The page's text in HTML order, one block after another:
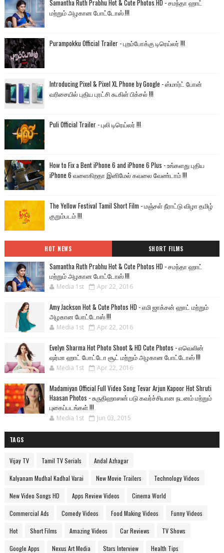
Samantha Ruth Prabhu Hot & Cute Photos HD - சமந்தா ஹாட்
மற்றும் அழகான போட்டோஸ் !!!
Purampokku Official Trailer - புறம்போக்கு டிரெய்லர் !!!
Introducing Pixel & Pixel XL Phone by Google - ஸ்மார்ட் போன்
வரிசையில் புதிய புரட்சி கூகிள் பிக்சல் !!!
Puli Official Trailer - புலி டிரெய்லர் !!!
How to Fix a Bent iPhone 6 and iPhone 6 Plus - உங்களது புதிய
iPhone 6 வளைகிறதா இனிமேல் கவலை வேண்டாம் !!!
The Yellow Festival Tamil Short Film - மஞ்சள் நீராட்டு விழா தமிழ்
குறும்படம் !!!
HOT NEWS SHORT FILMS
Samantha Ruth Prabhu Hot & Cute Photos HD - சமந்தா ஹாட்
மற்றும் அழகான போட்டோஸ் !!!
Media 1st Apr 22, 2016
Amy Jackson Hot & Cute Photos HD - எமி ஜாக்சன் ஹாட் மற்றும்
அழகான போட்டோஸ் !!!
Media 1st Apr 22, 2016
Evelyn Sharma Hot Photo Shoot & HD Cute Photos - எவெலின்
ஷர்மா ஹாட் போட்டோ சூட் மற்றும் அழகான போட்டோஸ் !!!
Media 1st Apr 22, 2016
Madamiyan Official Full Video Song Tevar Arjun Kapoor Hot Shruti
Haasan Photos - சுருதிஹாஸன் படு கவர்ச்சியான நடனம் மற்றும்
புகைப்படங்கள் !!!
Media 1st Jun 03, 2015
TAGS
Vijay TV Tamil TV Serials Andal Azhagar
Kalyanam Mudhal Kadhal Varai New Movie Trailers Technology Videos
New Video Songs HD Apps Review Videos Cinema World
Commercial Ads Comedy Videos Food Making Videos Funny Videos
Hot Short Films Amazing Videos Car Reviews TV Shows
Google Apps Nexus Art Media Stars Interview Health Tips